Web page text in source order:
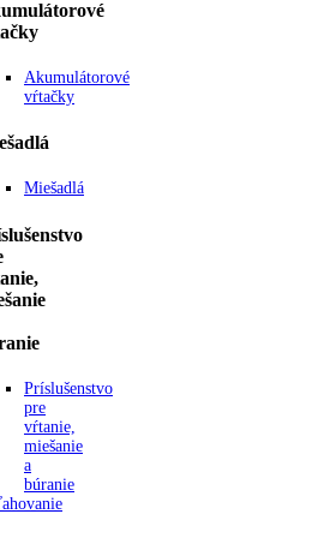
Akumulátorové
vŕtačky
Miešadlá
Príslušenstvo
pre
vŕtanie,
miešanie
a
búranie